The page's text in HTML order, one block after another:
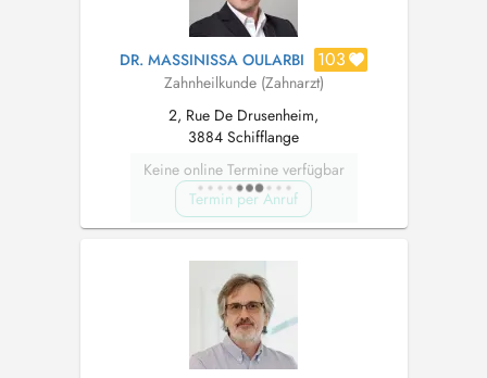
DR. MASSINISSA OULARBI 103
Zahnheilkunde (Zahnarzt)
2, Rue De Drusenheim,
3884 Schifflange
Keine online Termine verfügbar
Termin per Anruf